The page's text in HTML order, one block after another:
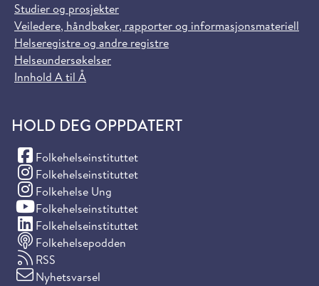
Studier og prosjekter
Veiledere, håndbøker, rapporter og informasjonsmateriell
Helseregistre og andre registre
Helseundersøkelser
Innhold A til Å
HOLD DEG OPPDATERT
Folkehelseinstituttet
(Facebook)
Folkehelseinstituttet
(Instagram)
Folkehelse Ung
(Instagram)
Folkehelseinstituttet
(YouTube)
Folkehelseinstituttet
(LinkedIn)
Folkehelsepodden
RSS
Nyhetsvarsel